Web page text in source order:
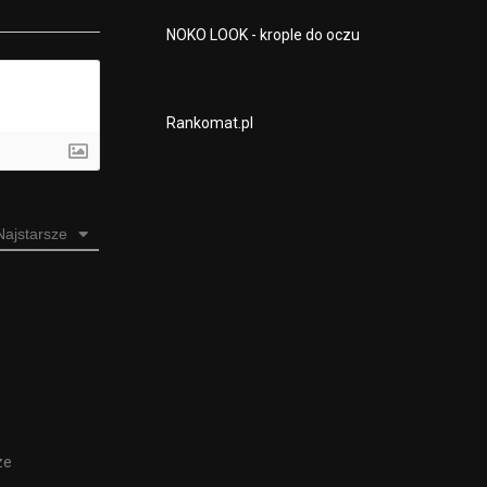
NOKO LOOK - krople do oczu
Rankomat.pl